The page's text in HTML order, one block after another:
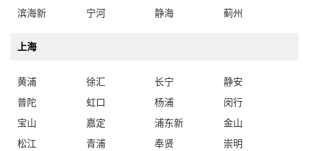
滨海新
宁河 静海 蓟州
上海
黄浦 徐汇 长宁
静安
普陀
虹口 杨浦
闵行
宝山
嘉定 浦东新
金山
松江
青浦 奉贤 崇明